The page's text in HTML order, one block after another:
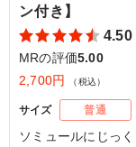
ン付き】
4.50
MRの評価5.00
2,700円
（税込）
サイズ 普通
ソミュールにじっ